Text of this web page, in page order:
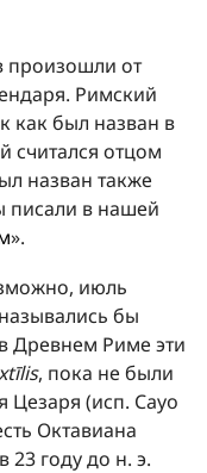
произошли от
Римский
как был назван в
считался отцом
назван также
писали в нашей
».
июль
бы
Древнем Риме эти
, пока не были
Цезаря (исп. Cayo
Октавиана
23 году до н. э.